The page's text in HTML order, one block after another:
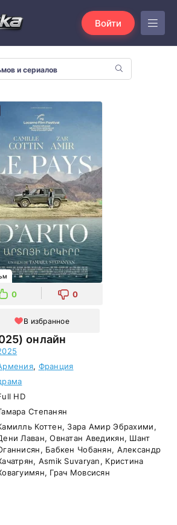
Войти
Арто (2025) онлайн
0 0
В избранное
, Франция
HD
Степанян
Коттен, Зара Амир Эбрахими,
Лаван, Овнатан Аведикян, Шант
Бабкен Чобанян, Александр
Asmik Suvaryan, Кристина
Грач Мовсисян